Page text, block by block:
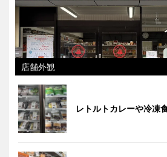
店舗外観
レトルトカレーや冷凍